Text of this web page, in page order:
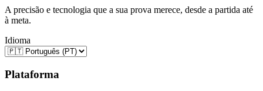
A precisão e tecnologia que a sua prova merece, desde a partida até
à meta.
Idioma
Plataforma